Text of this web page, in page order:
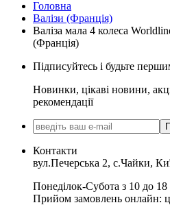
Головна
Валізи (Франція)
Валіза мала 4 колеса
(Франція)
Підписуйтесь і будьте
Новинки, цікаві новини,
рекомендації
Контакти
вул.Печерська 2, с.Чайки,
Понеділок-Субота з 10 до 18
Прийом замовлень онлайн: